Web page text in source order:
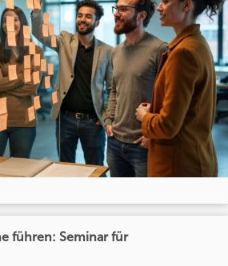
führen: Seminar für